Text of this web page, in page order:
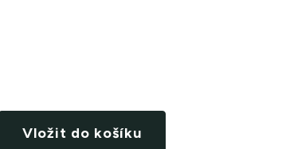
Vložit do košíku